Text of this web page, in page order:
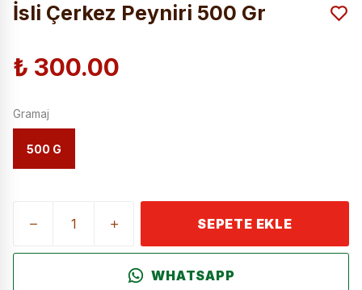
İsli Çerkez Peyniri 500 Gr
₺ 300.00
Gramaj
500 G
SEPETE EKLE
WHATSAPP